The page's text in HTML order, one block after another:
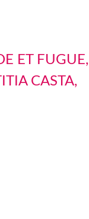
ET FUGUE,
CASTA,